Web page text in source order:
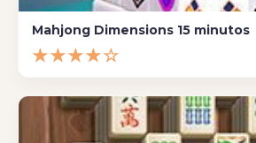
Mahjong Dimensions 15 minutos
★★★★☆